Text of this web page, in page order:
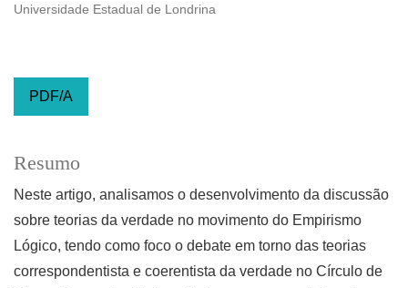
Universidade Estadual de Londrina
PDF/A
Resumo
Neste artigo, analisamos o desenvolvimento da discussão
sobre teorias da verdade no movimento do Empirismo
Lógico, tendo como foco o debate em torno das teorias
correspondentista e coerentista da verdade no Círculo de